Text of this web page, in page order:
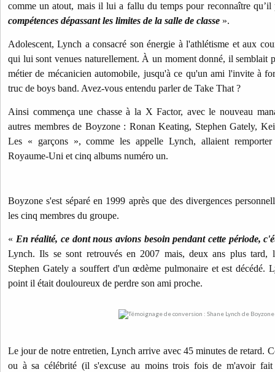
comme un atout, mais il lui a fallu du temps pour reconnaître
compétences dépassant les limites de la salle de classe ».
Adolescent, Lynch a consacré son énergie à l'athlétisme et aux
qui lui sont venues naturellement. À un moment donné, il semblait
métier de mécanicien automobile, jusqu'à ce qu'un ami l'invite à
truc de boys band. Avez-vous entendu parler de Take That ?
Ainsi commença une chasse à la X Factor, avec le nouveau
autres membres de Boyzone : Ronan Keating, Stephen Gately,
Les « garçons », comme les appelle Lynch, allaient
Royaume-Uni et cinq albums numéro un.
Boyzone s'est séparé en 1999 après que des divergences
les cinq membres du groupe.
« En réalité, ce dont nous avions besoin pendant cette période,
Lynch. Ils se sont retrouvés en 2007 mais, deux ans plus tard,
Stephen Gately a souffert d'un œdème pulmonaire et est décédé.
point il était douloureux de perdre son ami proche.
Le jour de notre entretien, Lynch arrive avec 45 minutes de retard.
ou à sa célébrité (il s'excuse au moins trois fois de m'avoir